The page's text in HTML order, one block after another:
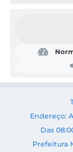
de e
a:
Augu
Wah
Endereço:
Das
Prefeitura